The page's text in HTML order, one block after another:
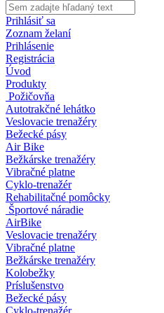
Prihlásiť sa
Zoznam želaní
Prihlásenie
Registrácia
Úvod
Produkty
Požičovňa
Autotrakčné lehátko
Veslovacie trenažéry
Bežecké pásy
Air Bike
Bežkárske trenažéry
Vibračné platne
Cyklo-trenažér
Rehabilitačné pomôcky
Športové náradie
AirBike
Veslovacie trenažéry
Vibračné platne
Bežkárske trenažéry
Kolobežky
Príslušenstvo
Bežecké pásy
Cyklo-trenažér